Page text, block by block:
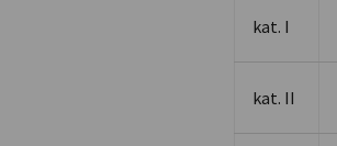
kat. I
kat. II